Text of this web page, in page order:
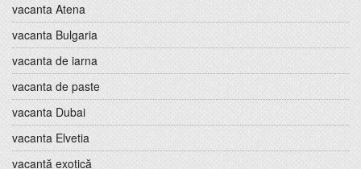
vacanta Atena
vacanta Bulgaria
vacanta de iarna
vacanta de paste
vacanta Dubai
vacanta Elvetia
vacanță exotică